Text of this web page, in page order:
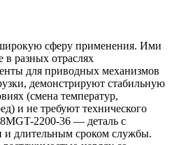
сферу применения. Ими
в разных отраслях
для приводных механизмов
демонстрируют стабильную
(смена температур,
и не требуют технического
2200-36 — деталь с
и длительным сроком службы.